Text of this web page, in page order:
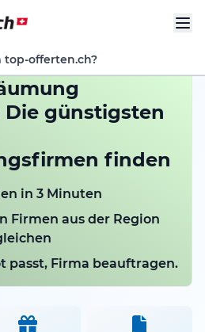
top-offerten.ch?
günstigsten
finden
in 3 Minuten
Firmen aus der Region
passt, Firma beauftragen.